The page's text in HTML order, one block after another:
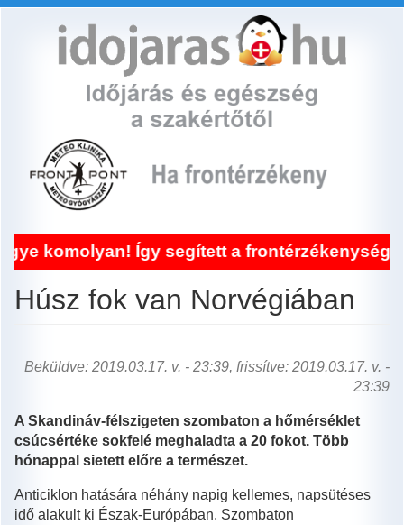
Így segített a frontérzékenység
Húsz fok van Norvégiában
Beküldve: 2019.03.17. v. - 23:39, frissítve: 2019.03.17. v. -
23:39
A Skandináv-félszigeten szombaton a hőmérséklet
csúcsértéke sokfelé meghaladta a 20 fokot. Több
hónappal sietett előre a természet.
Anticiklon hatására néhány napig kellemes, napsütéses
idő alakult ki Észak-Európában. Szombaton